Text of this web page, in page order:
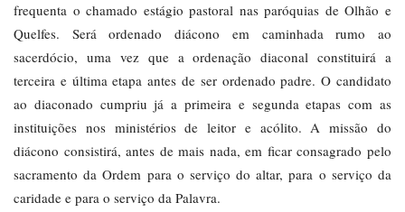
frequenta o chamado estágio pastoral nas paróquias de Olhão e
Quelfes. Será ordenado diácono em caminhada rumo ao
sacerdócio, uma vez que a ordenação diaconal constituirá a
terceira e última etapa antes de ser ordenado padre. O candidato
ao diaconado cumpriu já a primeira e segunda etapas com as
instituições nos ministérios de leitor e acólito. A missão do
diácono consistirá, antes de mais nada, em ficar consagrado pelo
sacramento da Ordem para o serviço do altar, para o serviço da
caridade e para o serviço da Palavra.